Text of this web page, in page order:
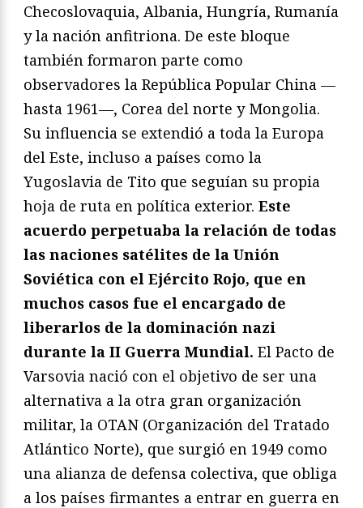
Checoslovaquia, Albania, Hungría, Rumanía
y la nación anfitriona. De este bloque
también formaron parte como
observadores la República Popular China —
hasta 1961—, Corea del norte y Mongolia.
Su influencia se extendió a toda la Europa
del Este, incluso a países como la
Yugoslavia de Tito que seguían su propia
hoja de ruta en política exterior. Este
acuerdo perpetuaba la relación de todas
las naciones satélites de la Unión
Soviética con el Ejército Rojo, que en
muchos casos fue el encargado de
liberarlos de la dominación nazi
durante la II Guerra Mundial. El Pacto de
Varsovia nació con el objetivo de ser una
alternativa a la otra gran organización
militar, la OTAN (Organización del Tratado
Atlántico Norte), que surgió en 1949 como
una alianza de defensa colectiva, que obliga
a los países firmantes a entrar en guerra en